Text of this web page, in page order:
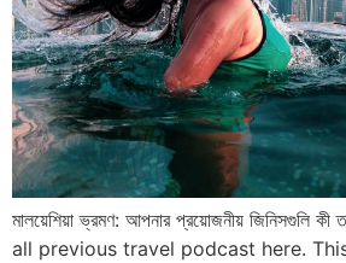
মালয়েশিয়া ভ্রমণ: আপনার প্রয়োজনীয় জিনিসগুলি
all previous travel podcast here.